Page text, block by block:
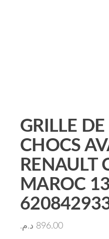
GRILLE DE
CHOCS
RENAULT
MAROC
896.00 د.م.